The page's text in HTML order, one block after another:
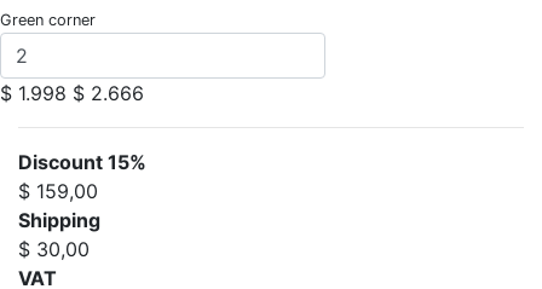
Green corner
$ 1.998 $ 2.666
Discount 15%
$ 159,00
Shipping
$ 30,00
VAT